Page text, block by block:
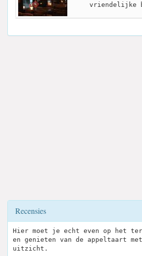
vriendelijke
Recensies
Hier moet je echt even op het
en genieten van de appeltaart
uitzicht.